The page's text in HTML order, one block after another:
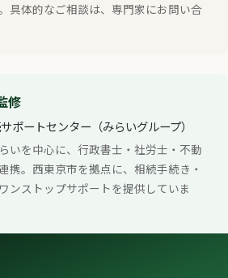
具体的なご相談は、専門家にお問い合
修
ポートセンター（みらいグループ）
いを中心に、行政書士・社労士・不動
携。西東京市を拠点に、相続手続き・
ンストップサポートを提供していま